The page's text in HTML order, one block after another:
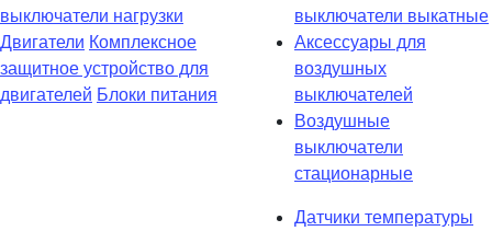
выключатели нагрузки
Двигатели Комплексное
защитное устройство для
двигателей Блоки питания
выключатели выкатные
Аксессуары для
воздушных
выключателей
Воздушные
выключатели
стационарные
Датчики температуры